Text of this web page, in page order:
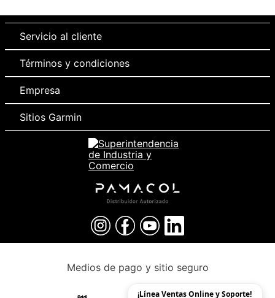
Servicio al cliente
Términos y condiciones
Empresa
Sitios Garmin
Medios de pago y sitio seguro
¡Línea Ventas Online y Soporte!